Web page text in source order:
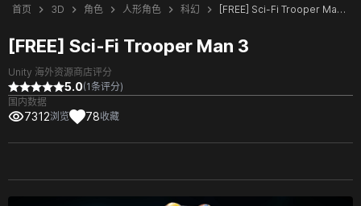
首页 3D 角色 人形角色 科幻 [FREE] Sci-Fi Trooper Man 3
[FREE] Sci-Fi Trooper Man 3
Unity 海外资源商店评分
5.0(1条评分)
国内数据
7312浏览 78收藏